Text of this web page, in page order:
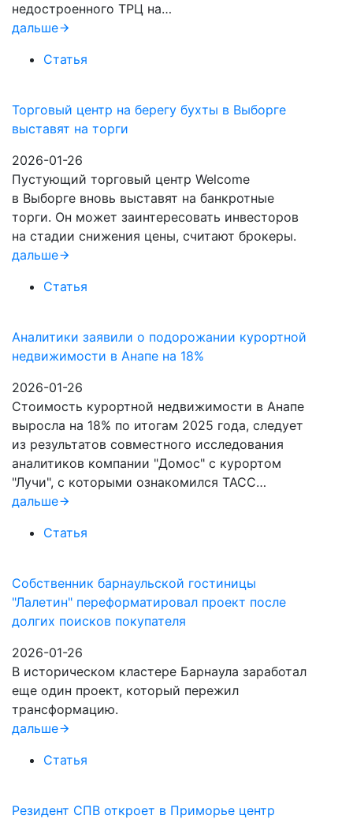
недостроенного ТРЦ на…
дальше
Статья
Торговый центр на берегу бухты в Выборге
выставят на торги
2026-01-26
Пустующий торговый центр Welcome
в Выборге вновь выставят на банкротные
торги. Он может заинтересовать инвесторов
на стадии снижения цены, считают брокеры.
дальше
Статья
Аналитики заявили о подорожании курортной
недвижимости в Анапе на 18%
2026-01-26
Стоимость курортной недвижимости в Анапе
выросла на 18% по итогам 2025 года, следует
из результатов совместного исследования
аналитиков компании "Домос" с курортом
"Лучи", с которыми ознакомился ТАСС…
дальше
Статья
Собственник барнаульской гостиницы
"Лалетин" переформатировал проект после
долгих поисков покупателя
2026-01-26
В историческом кластере Барнаула заработал
еще один проект, который пережил
трансформацию.
дальше
Статья
Резидент СПВ откроет в Приморье центр